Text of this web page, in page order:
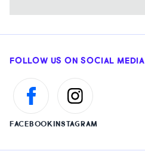
FOLLOW US ON SOCIAL MEDIA
FACEBOOKINSTAGRAM